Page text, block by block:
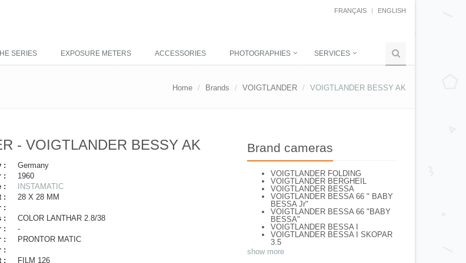
FRANÇAIS ENGLISH
SERIES EXPOSURE METERS ACCESSORIES PHOTOGRAPHIES SERVICES
Home Brands VOIGTLANDER VOIGTLANDER BESSY AK
- VOIGTLANDER BESSY AK
:
Germany
:
1960
:
INSTAMATIC
:
28 X 28 MM
:
:
COLOR LANTHAR 2.8/38
:
-
:
PRONTOR MATIC
:
:
FILM 126
Brand cameras
VOIGTLANDER FOLDING
VOIGTLANDER BERGHEIL
VOIGTLANDER BESSA
VOIGTLANDER BESSA 66 " BABY
BESSA Jr"
VOIGTLANDER BESSA 66 "BABY
BESSA"
VOIGTLANDER BESSA I
VOIGTLANDER BESSA I SKOPAR
3.5
VOIGTLANDER BESSA II Apo
show more